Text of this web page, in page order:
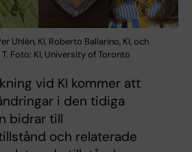
Uhlén, KI, Roberto Ballarino, KI, och
Foto: KI, University of Toronto
vid KI kommer att
i den tidiga
bidrar till
och relaterade